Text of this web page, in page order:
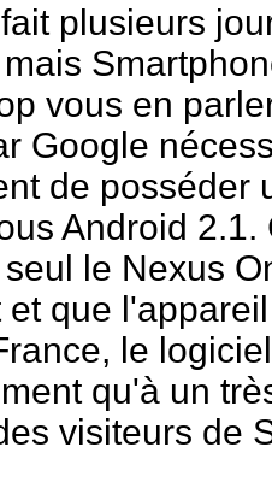
plusieurs
vous en
Google
de posséder
Android 2.1.
le Nexus
et que
le
qu'à un
visiteurs de